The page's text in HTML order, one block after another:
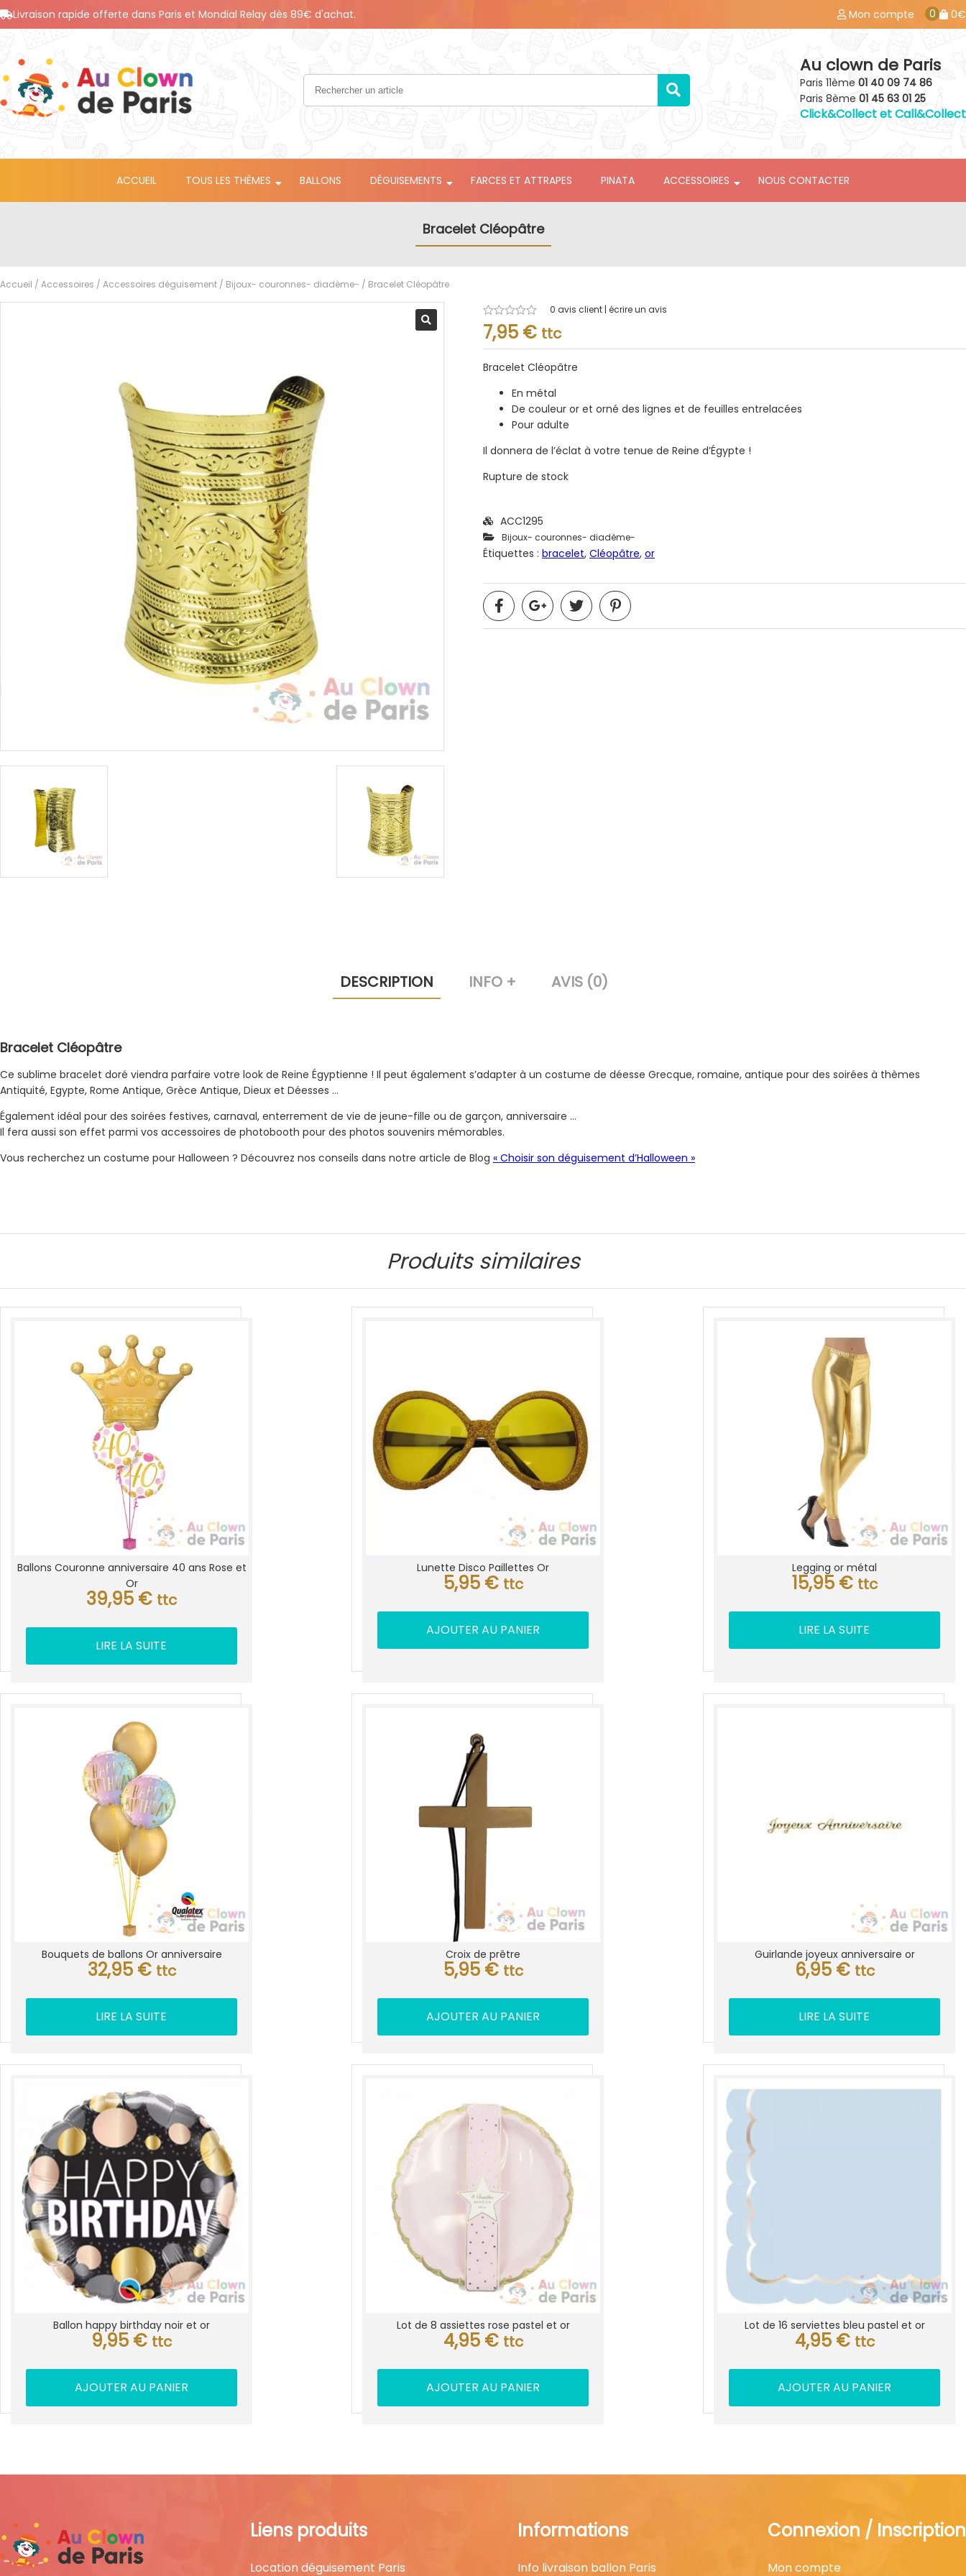
Livraison rapide offerte dans Paris et Mondial Relay dès 89€ d'achat. Mon compte 0 0€
Au clown de Paris
Paris 11ème 01 40 09 74 86
Paris 8ème 01 45 63 01 25
Click&Collect et Call&Collect
ACCUEIL TOUS LES THÈMES BALLONS DÉGUISEMENTS FARCES ET ATTRAPES PINATA ACCESSOIRES NOUS CONTACTER
Bracelet Cléopâtre
Accueil / Accessoires / Accessoires déguisement / Bijoux- couronnes- diadème- / Bracelet Cléopâtre
Note
0.001
0 avis client | écrire un avis
7,95 € ttc
Bracelet Cléopâtre
En métal
De couleur or et orné des lignes et de feuilles entrelacées
Pour adulte
Il donnera de l’éclat à votre tenue de Reine d’Égypte !
Rupture de stock
ACC1295
Bijoux- couronnes- diadème-
Étiquettes : bracelet, Cléopâtre, or
DESCRIPTION INFO + AVIS (0)
Bracelet Cléopâtre
Ce sublime bracelet doré viendra parfaire votre look de Reine Égyptienne ! Il peut également s’adapter à un costume de déesse Grecque, romaine, antique pour des soirées à thèmes
Antiquité, Egypte, Rome Antique, Grèce Antique, Dieux et Déesses …
Également idéal pour des soirées festives, carnaval, enterrement de vie de jeune-fille ou de garçon, anniversaire …
Il fera aussi son effet parmi vos accessoires de photobooth pour des photos souvenirs mémorables.
Vous recherchez un costume pour Halloween ? Découvrez nos conseils dans notre article de Blog « Choisir son déguisement d’Halloween »
Produits similaires
Ballons Couronne anniversaire 40 ans Rose et
Or
39,95 € ttc
LIRE LA SUITE
Lunette Disco Paillettes Or
5,95 € ttc
AJOUTER AU PANIER
Legging or métal
15,95 € ttc
LIRE LA SUITE
Bouquets de ballons Or anniversaire
32,95 € ttc
LIRE LA SUITE
Croix de prêtre
5,95 € ttc
AJOUTER AU PANIER
Guirlande joyeux anniversaire or
6,95 € ttc
LIRE LA SUITE
Ballon happy birthday noir et or
9,95 € ttc
AJOUTER AU PANIER
Lot de 8 assiettes rose pastel et or
4,95 € ttc
AJOUTER AU PANIER
Lot de 16 serviettes bleu pastel et or
4,95 € ttc
AJOUTER AU PANIER
Liens produits
Location déguisement Paris
Informations
Info livraison ballon Paris
Connexion / Inscription
Mon compte